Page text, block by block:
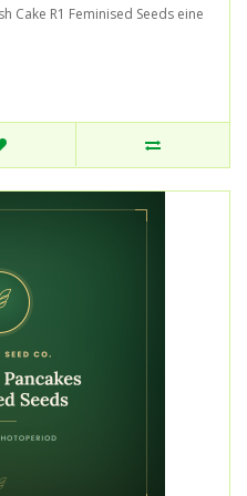
Cake R1 Feminised Seeds eine